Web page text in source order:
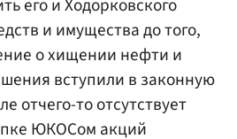
его и Ходорковского
и имущества до того,
о хищении нефти и
вступили в законную
отчего-то отсутствует
ЮКОСом акций